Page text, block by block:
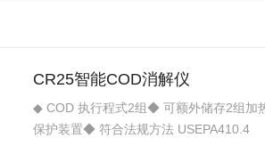
CR25智能COD消解仪
◆ COD 执行程式2组◆ 可额外储存2组
保护装置◆ 符合法规方法 USEPA410.4